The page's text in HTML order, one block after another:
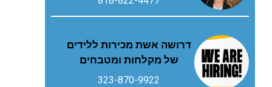
דרושה אשת מכירות ללידים
של מקלחות ומטבחים
323-870-9922